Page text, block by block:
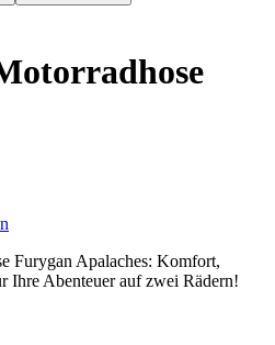
Furygan Apalaches: Komfort,
Ihre Abenteuer auf zwei Rädern!